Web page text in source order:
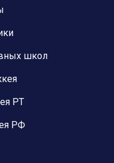
школ
РТ
РФ